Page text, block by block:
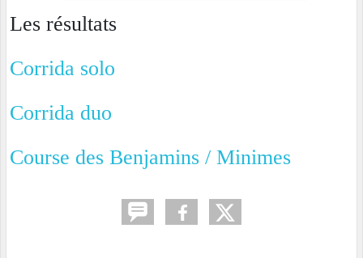
Les résultats
Corrida solo
Corrida duo
Course des Benjamins / Minimes